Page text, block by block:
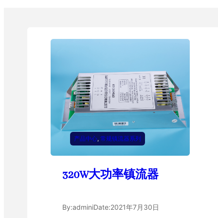
产品中心, 常规镇流器系列
320W大功率镇流器
By:adminiDate:2021年7月30日